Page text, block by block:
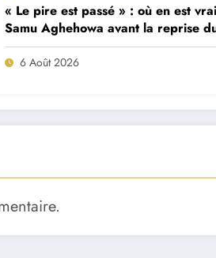
« Le pire est passé » : où en est
Samu Aghehowa avant la reprise
Porto ?
6 Août 2026